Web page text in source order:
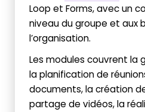
Loop et Forms, avec un
niveau du groupe et aux
l’organisation.
Les modules couvrent la
la planification de
documents, la création
partage de vidéos, la